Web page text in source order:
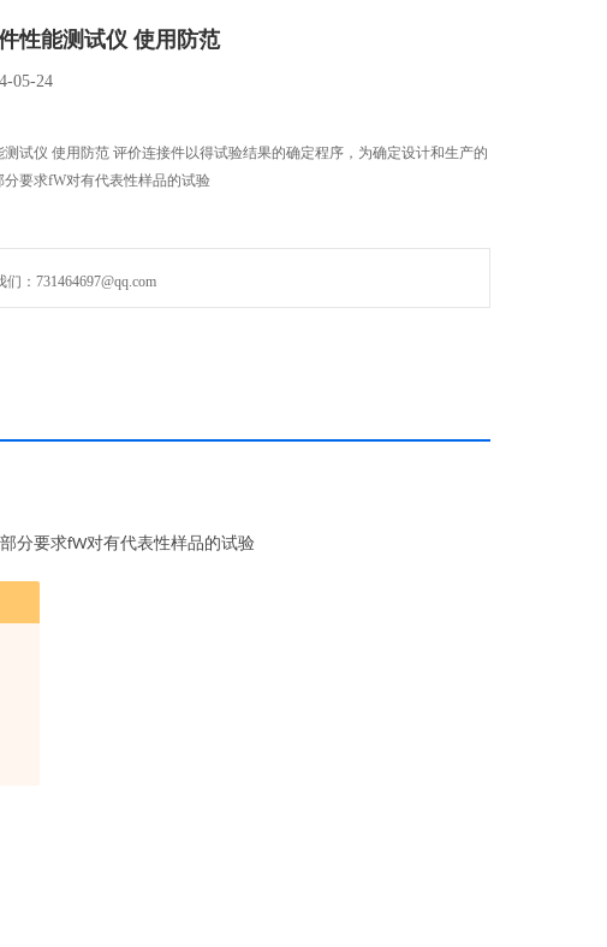
性能测试仪 使用防范
05-24
试仪 使用防范 评价连接件以得试验结果的确定程序，为确定设计和生产的
要求fW对有代表性样品的试验
：731464697@qq.com
分要求fW对有代表性样品的试验